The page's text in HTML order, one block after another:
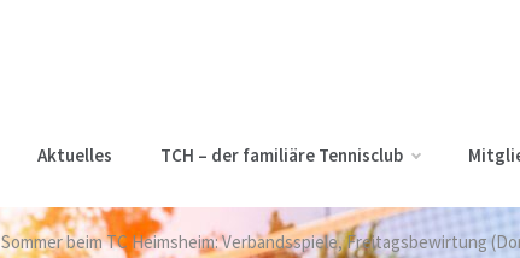
Aktuelles TCH – der familiäre Tennisclub
Sommer beim TC Heimsheim: Verbandsspiele, Freitagsbewirtung